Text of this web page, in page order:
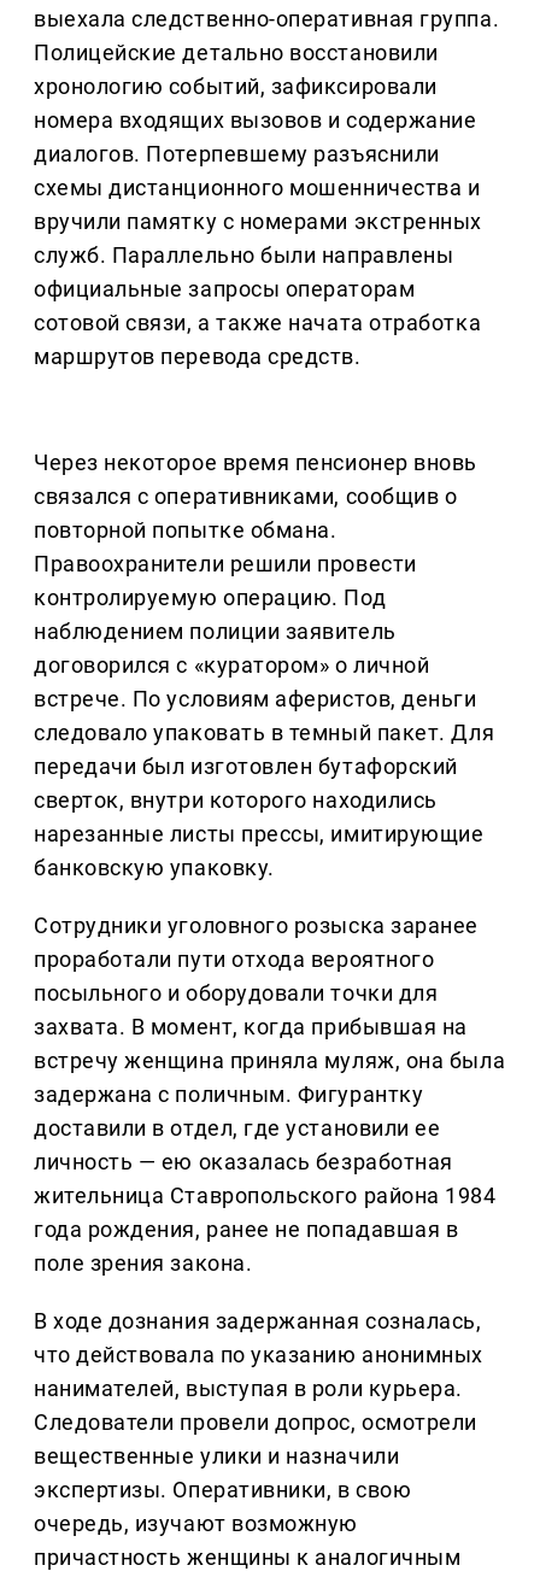
выехала следственно-оперативная группа.
Полицейские детально восстановили
хронологию событий, зафиксировали
номера входящих вызовов и содержание
диалогов. Потерпевшему разъяснили
схемы дистанционного мошенничества и
вручили памятку с номерами экстренных
служб. Параллельно были направлены
официальные запросы операторам
сотовой связи, а также начата отработка
маршрутов перевода средств.
Через некоторое время пенсионер вновь
связался с оперативниками, сообщив о
повторной попытке обмана.
Правоохранители решили провести
контролируемую операцию. Под
наблюдением полиции заявитель
договорился с «куратором» о личной
встрече. По условиям аферистов, деньги
следовало упаковать в темный пакет. Для
передачи был изготовлен бутафорский
сверток, внутри которого находились
нарезанные листы прессы, имитирующие
банковскую упаковку.
Сотрудники уголовного розыска заранее
проработали пути отхода вероятного
посыльного и оборудовали точки для
захвата. В момент, когда прибывшая на
встречу женщина приняла муляж, она была
задержана с поличным. Фигурантку
доставили в отдел, где установили ее
личность — ею оказалась безработная
жительница Ставропольского района 1984
года рождения, ранее не попадавшая в
поле зрения закона.
В ходе дознания задержанная созналась,
что действовала по указанию анонимных
нанимателей, выступая в роли курьера.
Следователи провели допрос, осмотрели
вещественные улики и назначили
экспертизы. Оперативники, в свою
очередь, изучают возможную
причастность женщины к аналогичным